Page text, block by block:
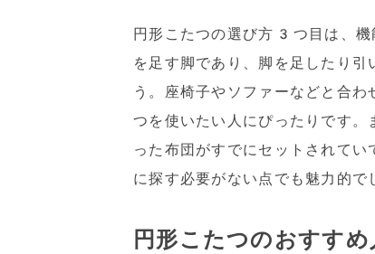
円形こたつの選び方3つ目は、機
を足す脚であり、脚を足したり
う。座椅子やソファーなどと合
つを使いたい人にぴったりです
った布団がすでにセットされて
に探す必要がない点でも魅力的で
円形こたつのおすす